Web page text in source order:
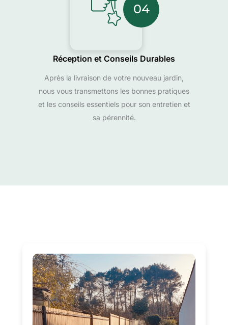
04
Réception et Conseils Durables
Après la livraison de votre nouveau jardin,
nous vous transmettons les bonnes pratiques
et les conseils essentiels pour son entretien et
sa pérennité.